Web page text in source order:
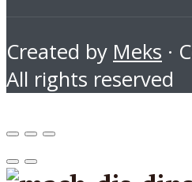
Created by Meks ·
All rights reserved